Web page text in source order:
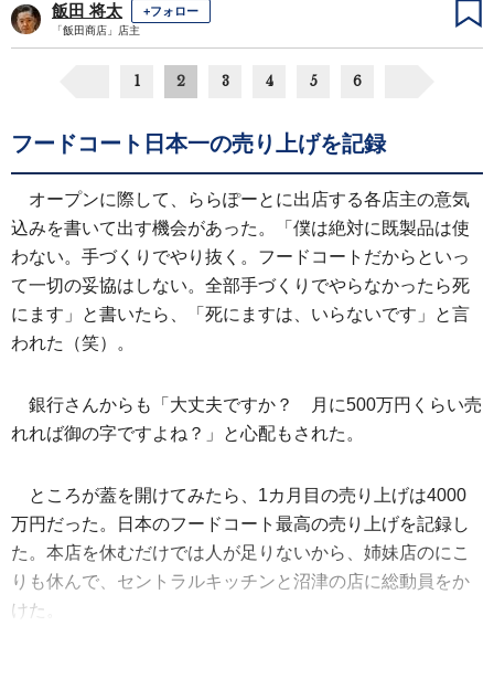
飯田 将太 +フォロー
「飯田商店」店主
1 2 3 4 5 6
フードコート日本一の売り上げを記録
オープンに際して、ららぽーとに出店する各店主の意気
込みを書いて出す機会があった。「僕は絶対に既製品は使
わない。手づくりでやり抜く。フードコートだからといっ
て一切の妥協はしない。全部手づくりでやらなかったら死
にます」と書いたら、「死にますは、いらないです」と言
われた（笑）。
銀行さんからも「大丈夫ですか？ 月に500万円くらい売
れれば御の字ですよね？」と心配もされた。
ところが蓋を開けてみたら、1カ月目の売り上げは4000
万円だった。日本のフードコート最高の売り上げを記録し
た。本店を休むだけでは人が足りないから、姉妹店のにこ
りも休んで、セントラルキッチンと沼津の店に総動員をか
けた。